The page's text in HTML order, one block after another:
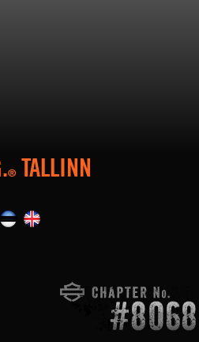
®TALLINN